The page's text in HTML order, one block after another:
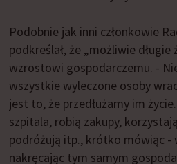
Podobnie jak inni członkowie
podkreślał, że „możliwie
wzrostowi gospodarczemu. -
wszystkie wyleczone osoby
jest to, że przedłużamy im
szpitala, robią zakupy,
podróżują itp., krótko mówiąc -
nakręcając tym samym